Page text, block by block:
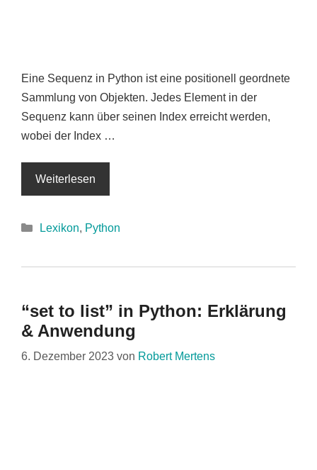
Eine Sequenz in Python ist eine positionell geordnete
Sammlung von Objekten. Jedes Element in der
Sequenz kann über seinen Index erreicht werden,
wobei der Index …
Weiterlesen
Kategorien
Lexikon, Python
“set to list” in Python: Erklärung
& Anwendung
6. Dezember 2023 von Robert Mertens